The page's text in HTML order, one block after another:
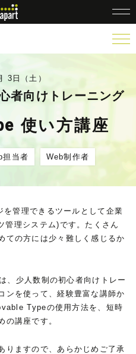
3日（土）
者向けトレーニング
使い方講座
担当者 Web制作者
管理できるツールとして企業
理システム)です。たくさん
ての方には少々難しく感じるか
、少人数制の初心者向けトレー
ンを使って、経験豊富な講師か
Typeの使用方法を、短時
の講座です。
りますので、あらかじめご了承